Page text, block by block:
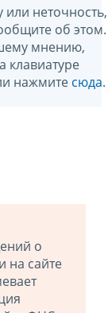
или неточность,
об этом.
мнению,
клавиатуре
нажмите сюда.
о
на сайте